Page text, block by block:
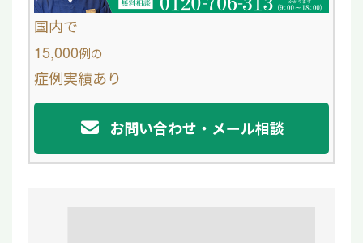
o
国内で
15,000例の
症例実績あり
お問い合わせ・メール相談